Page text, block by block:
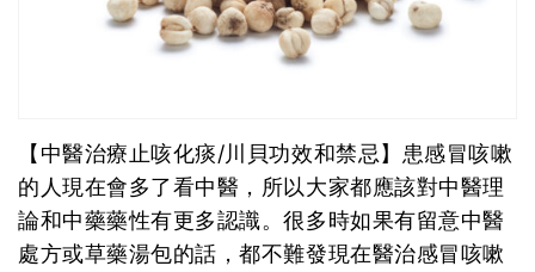
【中醫治療止咳化痰/川貝功效和禁忌】患感冒咳嗽
的人現在會多了看中醫，所以大家都應該對中醫理
論和中藥藥性有更多認識。很多時如果有留意中醫
處方或草藥湯包的話，都不難發現在醫治感冒咳嗽